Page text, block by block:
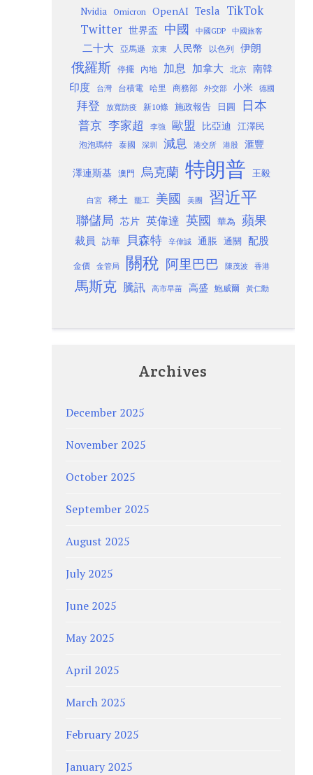
Nvidia Omicron OpenAI Tesla TikTok
Twitter 世界盃 中國 中國GDP 中國旅客
二十大 亞馬遜 京東 人民幣 以色列 伊朗
俄羅斯 停擺 內地 加息 加拿大 北京
南韓
印度
台灣 台積電 哈里 商務部 外交部 小米 德國
拜登 放寬防疫 新10條 施政報告 日圓 日本
普京 李家超 李強 歐盟 比亞迪 江澤民
泡泡瑪特 泰國 深圳 減息 港交所 港股 滙豐
澤連斯基 澳門 烏克蘭 特朗普 王毅
白宮 稀土 罷工 美國 美團 習近平
聯儲局 芯片 英偉達 英國 華為 蘋果
裁員 訪華 貝森特 辛偉誠 通脹 通關 配股
金價 金管局 關稅 阿里巴巴 陳茂波 香港
馬斯克 騰訊 高市早苗 高盛 鮑威爾 黃仁勳
Archives
December 2025
November 2025
October 2025
September 2025
August 2025
July 2025
June 2025
May 2025
April 2025
March 2025
February 2025
January 2025